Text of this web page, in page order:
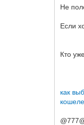
Не
Если
Кто
как